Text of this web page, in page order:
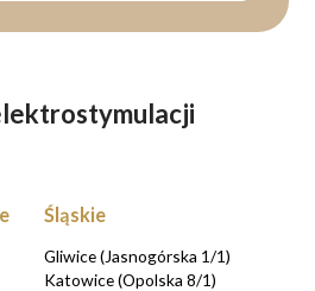
Śląskie
Gliwice (Jasnogórska 1/1)
Katowice (Opolska 8/1)